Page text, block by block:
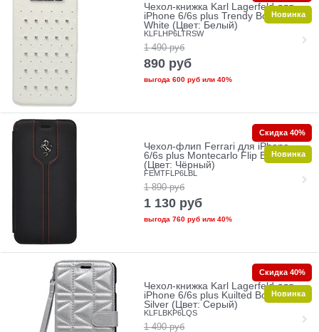
Чехол-книжка Karl Lagerfeld для
iPhone 6/6s plus Trendy Booktype
White (Цвет: Белый)
KLFLHP6LTRSW
1 490 руб
890 руб
выгода 600 рубили 40%
Новинка
Чехол-флип Ferrari для iPhone
6/6s plus Montecarlo Flip Black
(Цвет: Чёрный)
FEMTFLP6LBL
1 890 руб
1 130 руб
выгода 760 рубили 40%
Скидка 40%
Новинка
Чехол-книжка Karl Lagerfeld для
iPhone 6/6s plus Kuilted Booktype
Silver (Цвет: Серый)
KLFLBKP6LQS
1 490 руб
Скидка 40%
Новинка